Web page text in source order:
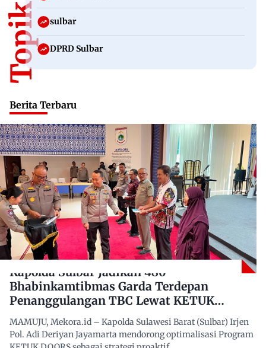
sulbar
DPRD Sulbar
Berita Terbaru
Kapolda Sulbar Jadikan 480
Bhabinkamtibmas Garda Terdepan
Penanggulangan TBC Lewat KETUK
DOORS di 650 Desa
MAMUJU, Mekora.id – Kapolda Sulawesi Barat (Sulbar) Irjen
Pol. Adi Deriyan Jayamarta mendorong optimalisasi Program